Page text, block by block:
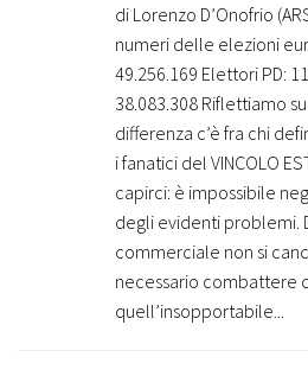
di Lorenzo D’Onofrio
numeri delle elezioni
49.256.169 Elettori PD:
38.083.308 Riflettiamo
differenza c’è fra chi
i fanatici del VINCOLO
capirci: è impossibile
degli evidenti problemi.
commerciale non si
necessario combattere
quell’insopportabile...